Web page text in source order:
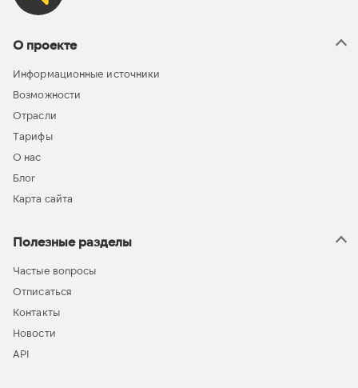
О проекте
Информационные источники
Возможности
Отрасли
Тарифы
О нас
Блог
Карта сайта
Полезные разделы
Частые вопросы
Отписаться
Контакты
Новости
API